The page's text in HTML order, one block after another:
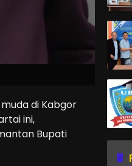
di Kabgor
ini,
Bupati